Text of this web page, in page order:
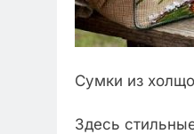
Сумки из
Здесь